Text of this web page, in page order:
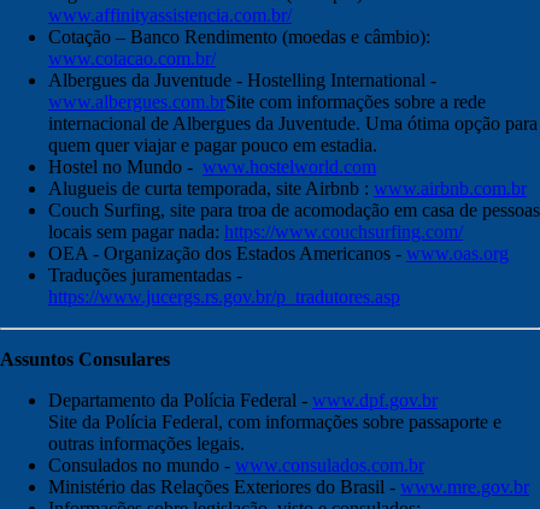
www.affinityassistencia.com.br/
Cotação – Banco Rendimento (moedas e câmbio):
www.cotacao.com.br/
Albergues da Juventude - Hostelling International -
www.albergues.com.brSite com informações sobre a rede
internacional de Albergues da Juventude. Uma ótima opção para
quem quer viajar e pagar pouco em estadia.
Hostel no Mundo - www.hostelworld.com
Alugueis de curta temporada, site Airbnb : www.airbnb.com.br
Couch Surfing, site para troa de acomodação em casa de pessoas
locais sem pagar nada: https://www.couchsurfing.com/
OEA - Organização dos Estados Americanos - www.oas.org
Traduções juramentadas -
https://www.jucergs.rs.gov.br/p_tradutores.asp
Assuntos Consulares
Departamento da Polícia Federal - www.dpf.gov.br
Site da Polícia Federal, com informações sobre passaporte e
outras informações legais.
Consulados no mundo - www.consulados.com.br
Ministério das Relações Exteriores do Brasil - www.mre.gov.br